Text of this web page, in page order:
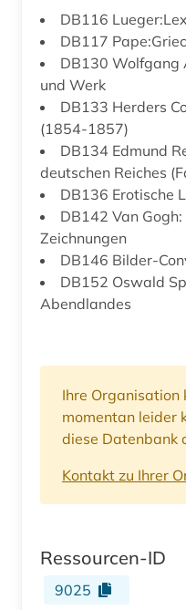
DB116
DB117
DB130 Wolfgang
und Werk
DB133 Herders
(1854-1857)
DB134 Edmund
deutschen Reiches
DB136 Erotische
DB142 Van
Zeichnungen
DB146 Bilder-
DB152 Oswald
Abendlandes
Ihre Organisation
momentan leider
diese Datenbank
Kontakt zu Ihrer
Ressourcen-ID
9025